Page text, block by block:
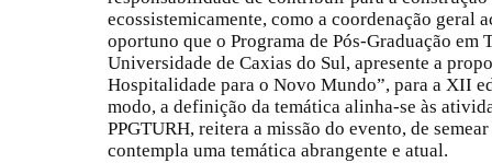
ecossistemicamente, como a coordenação geral
oportuno que o Programa de Pós-Graduação em
Universidade de Caxias do Sul, apresente a
Hospitalidade para o Novo Mundo”, para a XII
modo, a definição da temática alinha-se às
PPGTURH, reitera a missão do evento, de
contempla uma temática abrangente e atual.